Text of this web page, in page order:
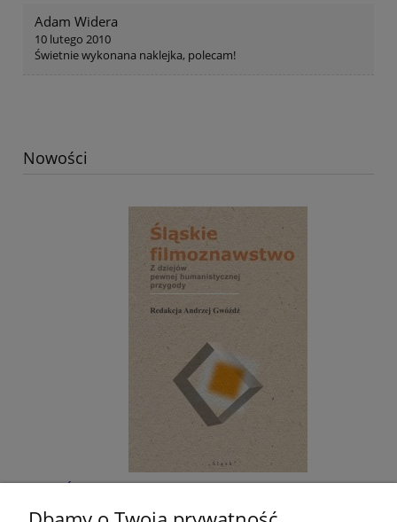
Adam Widera
10 lutego 2010
Świetnie wykonana naklejka, polecam!
Nowości
Śląskie filmoznawstwo. Z dziejów pewnej
humanistycznej przygody